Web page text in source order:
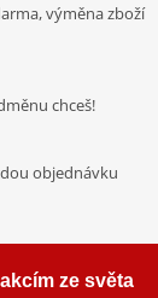
jako DEX
výměna zboží
chceš!
objednávku
ze světa